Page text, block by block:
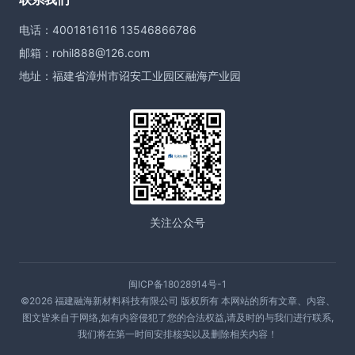
电话：4001816116 13546866786
邮箱：rohil888@126.com
地址：福建省漳州市诏安工业园区融海产业园
关注公众号
闽ICP备18028914号-1
©2026 福建融海新材料科技有限公司 版权所有 本网站的所有文章、内容、
图文皆来自于网络,如有内容侵犯了您的合法权益,请及时的与我们进行联系,
我们将在第一时间安排核实以及删除相关内容！